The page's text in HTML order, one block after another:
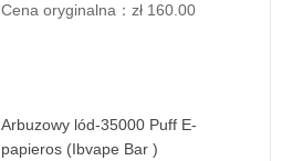
Cena oryginalna：zł 160.00
Arbuzowy lód-35000 Puff E-
papieros (Ibvape Bar )